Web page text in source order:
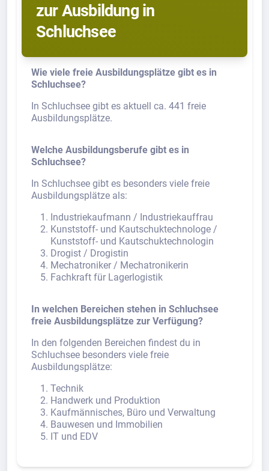
zur Ausbildung in
Schluchsee
Wie viele freie Ausbildungsplätze gibt es in
Schluchsee?
In Schluchsee gibt es aktuell ca. 441 freie
Ausbildungsplätze.
Welche Ausbildungsberufe gibt es in
Schluchsee?
In Schluchsee gibt es besonders viele freie
Ausbildungsplätze als:
Industriekaufmann / Industriekauffrau
Kunststoff- und Kautschuktechnologe /
Kunststoff- und Kautschuktechnologin
Drogist / Drogistin
Mechatroniker / Mechatronikerin
Fachkraft für Lagerlogistik
In welchen Bereichen stehen in Schluchsee
freie Ausbildungsplätze zur Verfügung?
In den folgenden Bereichen findest du in
Schluchsee besonders viele freie
Ausbildungsplätze:
Technik
Handwerk und Produktion
Kaufmännisches, Büro und Verwaltung
Bauwesen und Immobilien
IT und EDV